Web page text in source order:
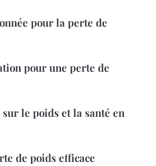
pour la perte de
pour une perte de
le poids et la santé en
de poids efficace